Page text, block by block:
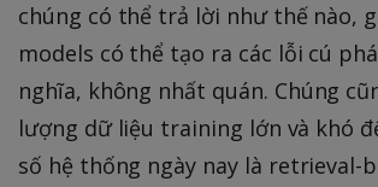
chúng có thể trả lời như thế nào,
models có thể tạo ra các lỗi cú
nghĩa, không nhất quán. Chúng
lượng dữ liệu training lớn và khó
số hệ thống ngày nay là retrieval-